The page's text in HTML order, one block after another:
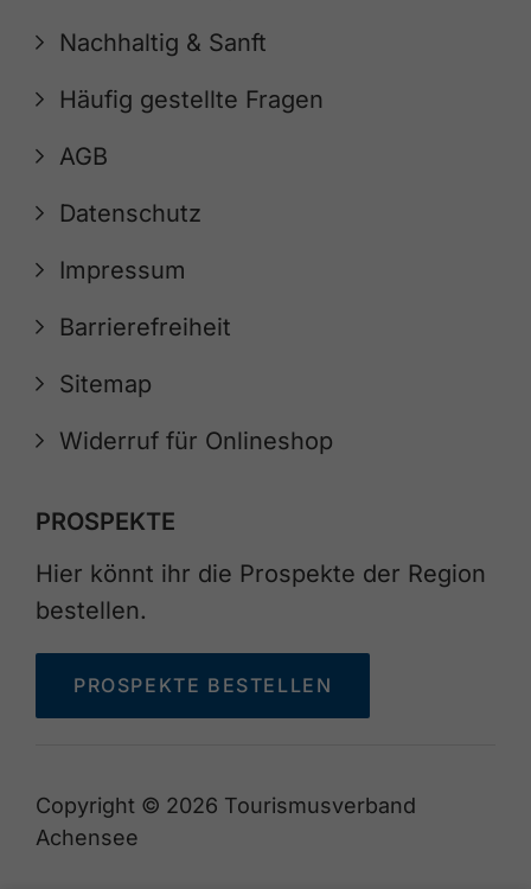
Nachhaltig & Sanft
Häufig gestellte Fragen
AGB
Datenschutz
Impressum
Barrierefreiheit
Sitemap
Widerruf für Onlineshop
PROSPEKTE
Hier könnt ihr die Prospekte der Region
bestellen.
PROSPEKTE BESTELLEN
Copyright © 2026 Tourismusverband
Achensee